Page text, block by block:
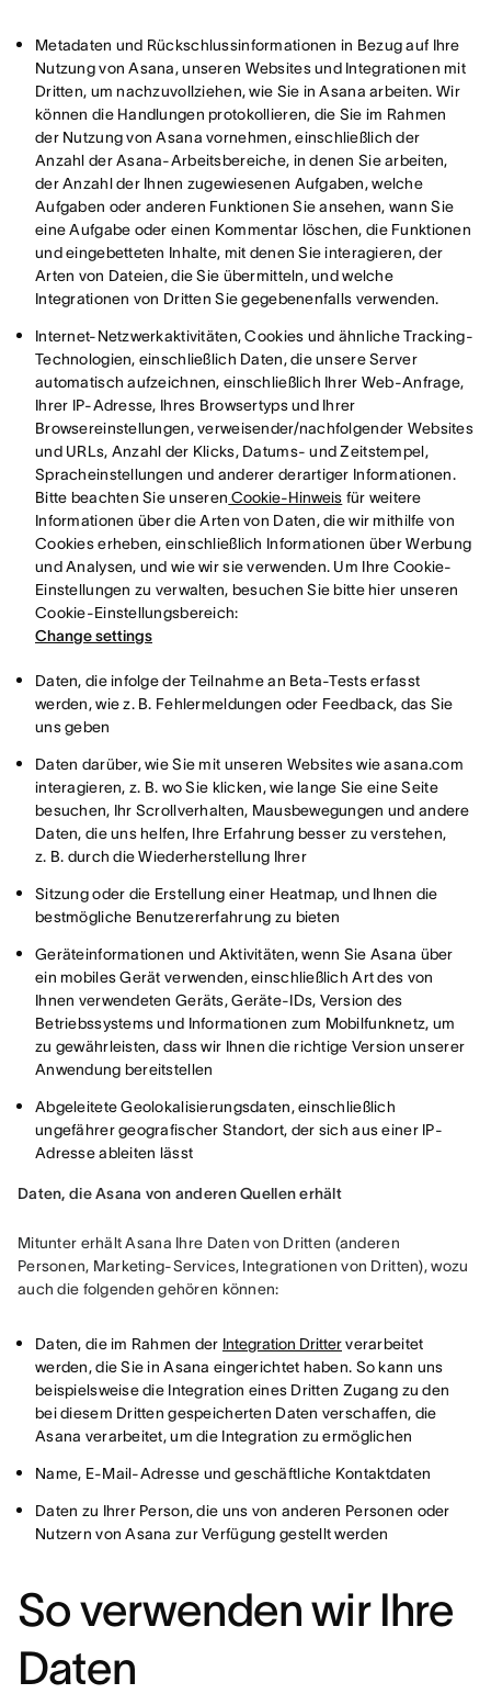
Metadaten und Rückschlussinformationen in Bezug auf Ihre
Nutzung von Asana, unseren Websites und Integrationen mit
Dritten, um nachzuvollziehen, wie Sie in Asana arbeiten. Wir
können die Handlungen protokollieren, die Sie im Rahmen
der Nutzung von Asana vornehmen, einschließlich der
Anzahl der Asana-Arbeitsbereiche, in denen Sie arbeiten,
der Anzahl der Ihnen zugewiesenen Aufgaben, welche
Aufgaben oder anderen Funktionen Sie ansehen, wann Sie
eine Aufgabe oder einen Kommentar löschen, die Funktionen
und eingebetteten Inhalte, mit denen Sie interagieren, der
Arten von Dateien, die Sie übermitteln, und welche
Integrationen von Dritten Sie gegebenenfalls verwenden.
Internet-Netzwerkaktivitäten, Cookies und ähnliche Tracking-
Technologien, einschließlich Daten, die unsere Server
automatisch aufzeichnen, einschließlich Ihrer Web-Anfrage,
Ihrer IP-Adresse, Ihres Browsertyps und Ihrer
Browsereinstellungen, verweisender/nachfolgender Websites
und URLs, Anzahl der Klicks, Datums- und Zeitstempel,
Spracheinstellungen und anderer derartiger Informationen.
Bitte beachten Sie unseren Cookie-Hinweis für weitere
Informationen über die Arten von Daten, die wir mithilfe von
Cookies erheben, einschließlich Informationen über Werbung
und Analysen, und wie wir sie verwenden. Um Ihre Cookie-
Einstellungen zu verwalten, besuchen Sie bitte hier unseren
Cookie-Einstellungsbereich:
Change settings
Daten, die infolge der Teilnahme an Beta-Tests erfasst
werden, wie z. B. Fehlermeldungen oder Feedback, das Sie
uns geben
Daten darüber, wie Sie mit unseren Websites wie asana.com
interagieren, z. B. wo Sie klicken, wie lange Sie eine Seite
besuchen, Ihr Scrollverhalten, Mausbewegungen und andere
Daten, die uns helfen, Ihre Erfahrung besser zu verstehen,
z. B. durch die Wiederherstellung Ihrer
Sitzung oder die Erstellung einer Heatmap, und Ihnen die
bestmögliche Benutzererfahrung zu bieten
Geräteinformationen und Aktivitäten, wenn Sie Asana über
ein mobiles Gerät verwenden, einschließlich Art des von
Ihnen verwendeten Geräts, Geräte-IDs, Version des
Betriebssystems und Informationen zum Mobilfunknetz, um
zu gewährleisten, dass wir Ihnen die richtige Version unserer
Anwendung bereitstellen
Abgeleitete Geolokalisierungsdaten, einschließlich
ungefährer geografischer Standort, der sich aus einer IP-
Adresse ableiten lässt
Daten, die Asana von anderen Quellen erhält
Mitunter erhält Asana Ihre Daten von Dritten (anderen
Personen, Marketing-Services, Integrationen von Dritten), wozu
auch die folgenden gehören können:
Daten, die im Rahmen der Integration Dritterverarbeitet
werden, die Sie in Asana eingerichtet haben. So kann uns
beispielsweise die Integration eines Dritten Zugang zu den
bei diesem Dritten gespeicherten Daten verschaffen, die
Asana verarbeitet, um die Integration zu ermöglichen
Name, E-Mail-Adresse und geschäftliche Kontaktdaten
Daten zu Ihrer Person, die uns von anderen Personen oder
Nutzern von Asana zur Verfügung gestellt werden
So verwenden wir Ihre
Daten